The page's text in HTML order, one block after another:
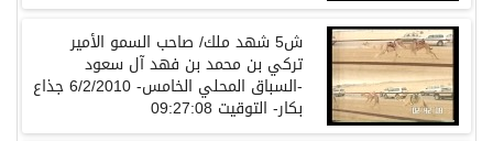
ش5 شهد ملك/ صاحب السمو الأمير
تركي بن محمد بن فهد آل سعود
-السباق المحلي الخامس- 6/2/2010 جذاع
بكار- التوقيت 09:27:08